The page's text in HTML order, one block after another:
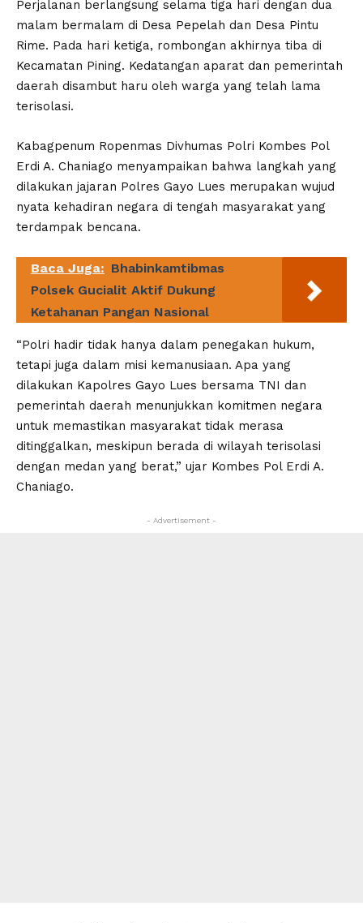
Perjalanan berlangsung selama tiga hari dengan dua
malam bermalam di Desa Pepelah dan Desa Pintu
Rime. Pada hari ketiga, rombongan akhirnya tiba di
Kecamatan Pining. Kedatangan aparat dan pemerintah
daerah disambut haru oleh warga yang telah lama
terisolasi.
Kabagpenum Ropenmas Divhumas Polri Kombes Pol
Erdi A. Chaniago menyampaikan bahwa langkah yang
dilakukan jajaran Polres Gayo Lues merupakan wujud
nyata kehadiran negara di tengah masyarakat yang
terdampak bencana.
Baca Juga: Bhabinkamtibmas
Polsek Gucialit Aktif Dukung
Ketahanan Pangan Nasional
“Polri hadir tidak hanya dalam penegakan hukum,
tetapi juga dalam misi kemanusiaan. Apa yang
dilakukan Kapolres Gayo Lues bersama TNI dan
pemerintah daerah menunjukkan komitmen negara
untuk memastikan masyarakat tidak merasa
ditinggalkan, meskipun berada di wilayah terisolasi
dengan medan yang berat,” ujar Kombes Pol Erdi A.
Chaniago.
- Advertisement -